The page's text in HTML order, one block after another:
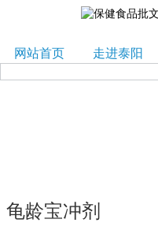
网站首页 走进泰阳
龟龄宝冲剂